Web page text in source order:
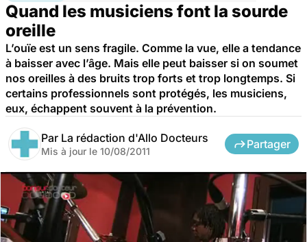
Quand les musiciens font la sourde
oreille
L’ouïe est un sens fragile. Comme la vue, elle a tendance
à baisser avec l’âge. Mais elle peut baisser si on soumet
nos oreilles à des bruits trop forts et trop longtemps. Si
certains professionnels sont protégés, les musiciens,
eux, échappent souvent à la prévention.
Par La rédaction d'Allo Docteurs
Mis à jour le 10/08/2011
Partager